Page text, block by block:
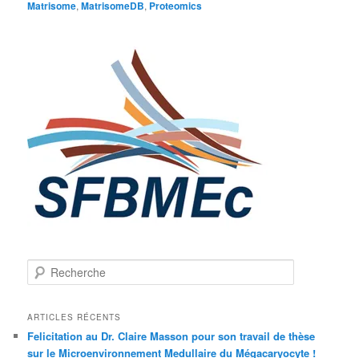
Matrisome,MatrisomeDB, Proteomics
e
h
r
ARTICLES RÉCENTS
Felicitation au Dr. Claire Masson pour son travail de thèse
sur le Microenvironnement Medullaire du Mégacaryocyte !